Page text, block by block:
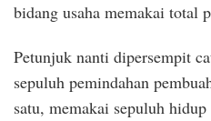
bidang usaha memakai total
Petunjuk nanti dipersempit
sepuluh pemindahan
satu, memakai sepuluh